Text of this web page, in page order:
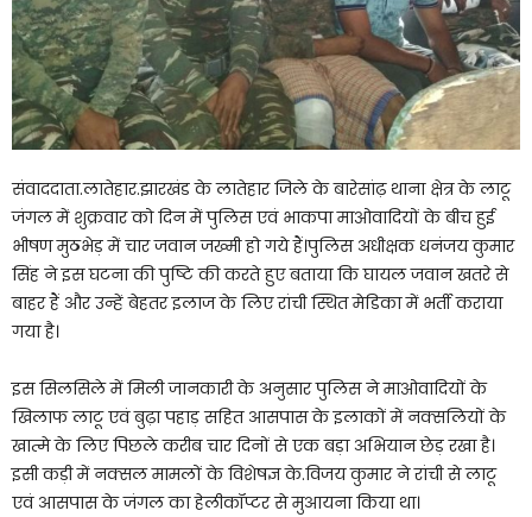
संवाददाता.लातेहार.झारखंड के लातेहार जिले के बारेसांढ़ थाना क्षेत्र के लाटू
जंगल में शुक्रवार को दिन में पुलिस एवं भाकपा माओवादियों के बीच हुई
भीषण मुठभेड़ में चार जवान जख्मी हो गये हैं।पुलिस अधीक्षक धनंजय कुमार
सिंह ने इस घटना की पुष्टि की करते हुए बताया कि घायल जवान खतरे से
बाहर हैं और उन्हें बेहतर इलाज के लिए रांची स्थित मेडिका में भर्ती कराया
गया है।
इस सिलसिले में मिली जानकारी के अनुसार पुलिस ने माओवादियों के
खिलाफ लाटू एवं बुढ़ा पहाड़ सहित आसपास के इलाकों में नक्सलियों के
खात्मे के लिए पिछले करीब चार दिनों से एक बड़ा अभियान छेड़ रखा है।
इसी कड़ी में नक्सल मामलों के विशेषज्ञ के.विजय कुमार ने रांची से लाटू
एवं आसपास के जंगल का हेलीकॉप्टर से मुआयना किया था।